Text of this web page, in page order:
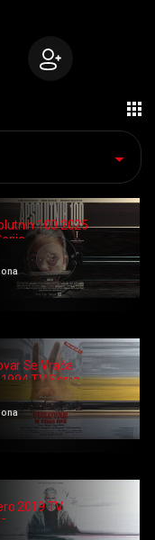
100 2025
Se Vraća
TV Serija
2019 TV